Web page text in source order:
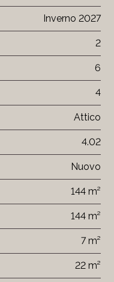
Inverno 2027
2
6
4
Attico
4.02
Nuovo
144 m²
144 m²
7 m²
22 m²